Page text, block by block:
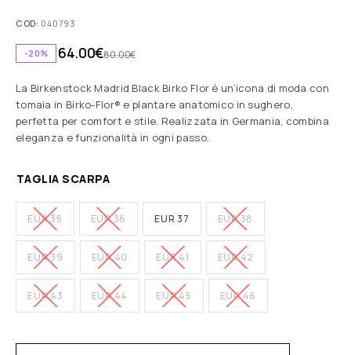
COD: 040793
-20% 80.00€
64.00€
La Birkenstock Madrid Black Birko Flor è un’icona di moda con
tomaia in Birko-Flor® e plantare anatomico in sughero,
perfetta per comfort e stile. Realizzata in Germania, combina
eleganza e funzionalità in ogni passo.
TAGLIA SCARPA
EUR 35 EUR 36 EUR 37 EUR 38
EUR 39 EUR 40 EUR 41 EUR 42
EUR 43 EUR 44 EUR 45 EUR 46